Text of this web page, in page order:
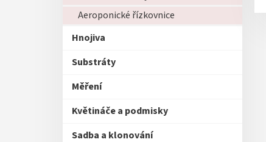
Aeroponické řízkovnice
Hnojiva
Substráty
Měření
Květináče a podmisky
Sadba a klonování